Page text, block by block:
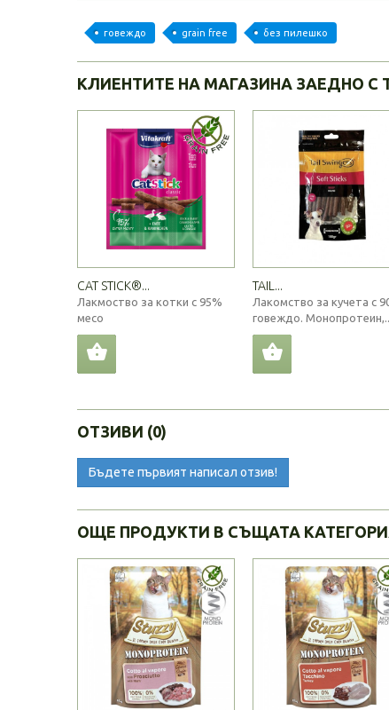
говеждо grain free без пилешко
КЛИЕНТИТЕ НА МАГАЗИНА ЗАЕДНО С
CAT STICK®...
Лакмоство за котки с 95%
месо
TAIL...
Лакомство за кучета с
говеждо.
ОТЗИВИ (0)
Бъдете първият написал отзив!
ОЩЕ ПРОДУКТИ В СЪЩАТА